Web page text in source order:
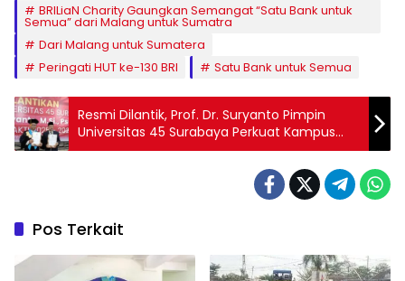
BRILiaN Charity Gaungkan Semangat “Satu Bank untuk
Semua” dari Malang untuk Sumatra
Dari Malang untuk Sumatera
Peringati HUT ke-130 BRI
Satu Bank untuk Semua
Resmi Dilantik, Prof. Dr. Suryanto Pimpin
Universitas 45 Surabaya Perkuat Kampus
Berjiwa Nasionalis
Pos Terkait